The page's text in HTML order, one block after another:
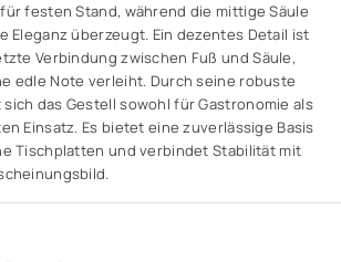
festen Stand, während die mittige Säule
Eleganz überzeugt. Ein dezentes Detail ist
Verbindung zwischen Fuß und Säule,
edle Note verleiht. Durch seine robuste
das Gestell sowohl für Gastronomie als
Einsatz. Es bietet eine zuverlässige Basis
Tischplatten und verbindet Stabilität mit